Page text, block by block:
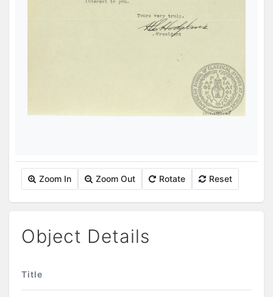
Zoom In Zoom Out Rotate Reset
Object Details
Title